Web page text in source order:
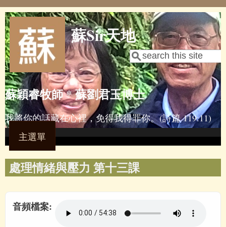
Skip to main content
蘇Sir天地
Search form
Search
蘇穎睿牧師 * 蘇劉君玉博士
我將你的話藏在心裡，免得我得罪你。(詩篇 119:11)
主選單
處理情緒與壓力 第十三課
音頻檔案: